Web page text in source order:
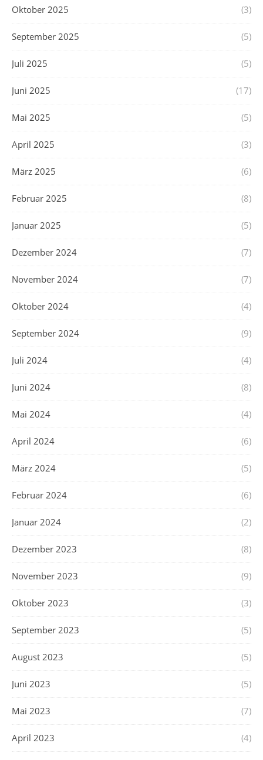
Oktober 2025 (3)
September 2025 (5)
Juli 2025 (5)
Juni 2025 (17)
Mai 2025 (5)
April 2025 (3)
März 2025 (6)
Februar 2025 (8)
Januar 2025 (5)
Dezember 2024 (7)
November 2024 (7)
Oktober 2024 (4)
September 2024 (9)
Juli 2024 (4)
Juni 2024 (8)
Mai 2024 (4)
April 2024 (6)
März 2024 (5)
Februar 2024 (6)
Januar 2024 (2)
Dezember 2023 (8)
November 2023 (9)
Oktober 2023 (3)
September 2023 (5)
August 2023 (5)
Juni 2023 (5)
Mai 2023 (7)
April 2023 (4)